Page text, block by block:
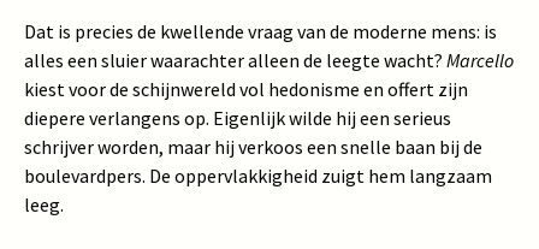
Dat is precies de kwellende vraag van de moderne mens: is
alles een sluier waarachter alleen de leegte wacht? Marcello
kiest voor de schijnwereld vol hedonisme en offert zijn
diepere verlangens op. Eigenlijk wilde hij een serieus
schrijver worden, maar hij verkoos een snelle baan bij de
boulevardpers. De oppervlakkigheid zuigt hem langzaam
leeg.